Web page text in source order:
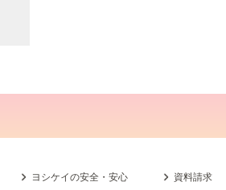
ヨシケイの安全・安心 資料請求